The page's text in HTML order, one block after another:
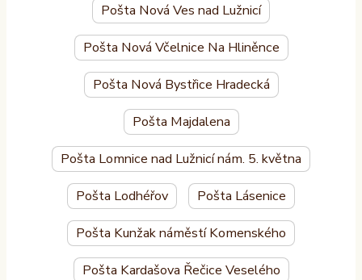
Pošta Nová Ves nad Lužnicí
Pošta Nová Včelnice Na Hliněnce
Pošta Nová Bystřice Hradecká
Pošta Majdalena
Pošta Lomnice nad Lužnicí nám. 5. května
Pošta Lodhéřov Pošta Lásenice
Pošta Kunžak náměstí Komenského
Pošta Kardašova Řečice Veselého